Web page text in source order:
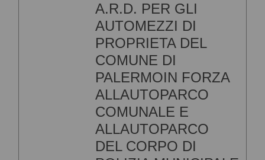
A.R.D. PER GLI
AUTOMEZZI DI
PROPRIETA DEL
COMUNE DI
PALERMOIN FORZA
ALLAUTOPARCO
COMUNALE E
ALLAUTOPARCO
DEL CORPO DI